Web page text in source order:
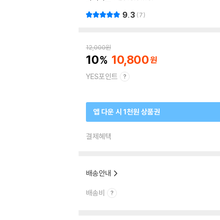
9.3 7
12,000원
10 10,800
YES포인트
앱 다운 시 1천원 상품권
결제혜택
배송안내
배송비